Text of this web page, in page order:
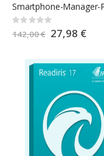
Rating:
0%
142,00 € Special
Price
27,98 €